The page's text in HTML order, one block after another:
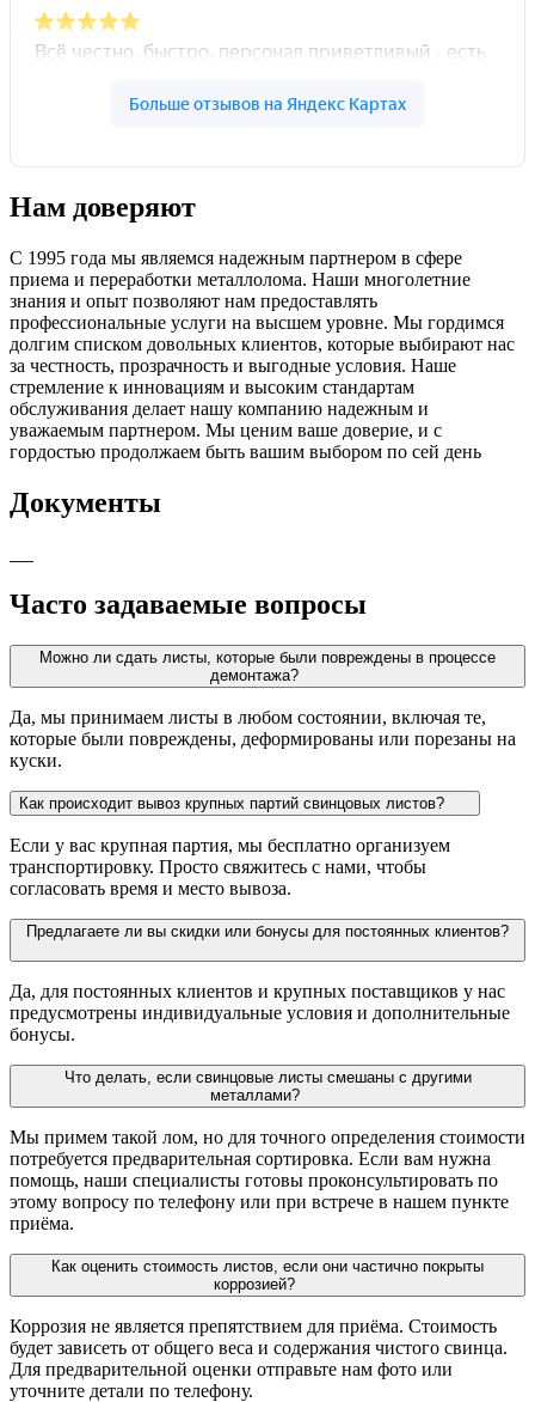
Нам доверяют
С 1995 года мы являемся надежным партнером в сфере
приема и переработки металлолома. Наши многолетние
знания и опыт позволяют нам предоставлять
профессиональные услуги на высшем уровне. Мы гордимся
долгим списком довольных клиентов, которые выбирают нас
за честность, прозрачность и выгодные условия. Наше
стремление к инновациям и высоким стандартам
обслуживания делает нашу компанию надежным и
уважаемым партнером. Мы ценим ваше доверие, и с
гордостью продолжаем быть вашим выбором по сей день
Документы
Часто задаваемые вопросы
Можно ли сдать листы, которые были повреждены в процессе
демонтажа?
Да, мы принимаем листы в любом состоянии, включая те,
которые были повреждены, деформированы или порезаны на
куски.
Как происходит вывоз крупных партий свинцовых листов?
Если у вас крупная партия, мы бесплатно организуем
транспортировку. Просто свяжитесь с нами, чтобы
согласовать время и место вывоза.
Предлагаете ли вы скидки или бонусы для постоянных клиентов?
Да, для постоянных клиентов и крупных поставщиков у нас
предусмотрены индивидуальные условия и дополнительные
бонусы.
Что делать, если свинцовые листы смешаны с другими
металлами?
Мы примем такой лом, но для точного определения стоимости
потребуется предварительная сортировка. Если вам нужна
помощь, наши специалисты готовы проконсультировать по
этому вопросу по телефону или при встрече в нашем пункте
приёма.
Как оценить стоимость листов, если они частично покрыты
коррозией?
Коррозия не является препятствием для приёма. Стоимость
будет зависеть от общего веса и содержания чистого свинца.
Для предварительной оценки отправьте нам фото или
уточните детали по телефону.